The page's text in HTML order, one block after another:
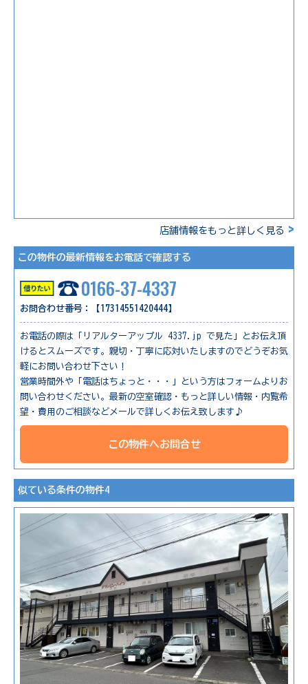
店舗情報をもっと詳しく見る >
この物件の最新情報をお電話で確認する
0166-37-4337
お問合わせ番号：【17314551420444】
お電話の際は「リアルターアップル 4337.jp で見た」とお伝え頂
けるとスムーズです。親切・丁寧に応対いたしますのでどうぞお気
軽にお問い合わせ下さい！
営業時間外や「電話はちょっと・・・」という方はフォームよりお
問い合わせください。最新の空室確認・もっと詳しい情報・内覧希
望・費用のご相談などメールで詳しくお伝え致します♪
この物件へお問合せ
似ている条件の物件4